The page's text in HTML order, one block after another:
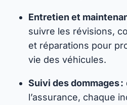
Entretien et
suivre les révisions,
et réparations pour
vie des véhicules.
Suivi des dommages :
l’assurance, chaque